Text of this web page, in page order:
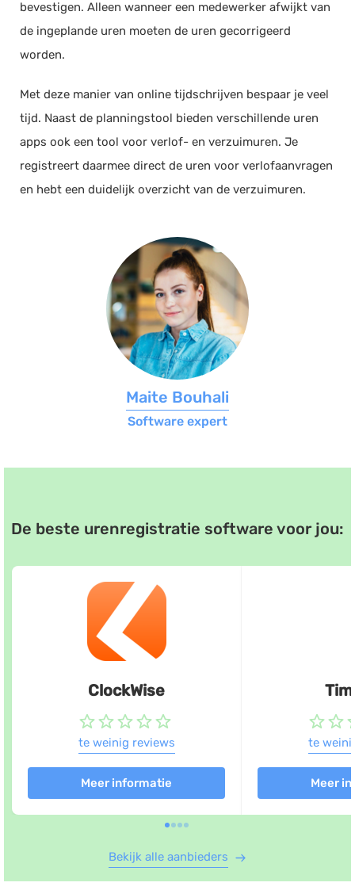
bevestigen. Alleen wanneer een medewerker afwijkt van
de ingeplande uren moeten de uren gecorrigeerd
worden.
Met deze manier van online tijdschrijven bespaar je veel
tijd. Naast de planningstool bieden verschillende uren
apps ook een tool voor verlof- en verzuimuren. Je
registreert daarmee direct de uren voor verlofaanvragen
en hebt een duidelijk overzicht van de verzuimuren.
Maite Bouhali
Software expert
De beste urenregistratie software voor jou:
ClockWise
te weinig reviews
Meer informatie
te
Meer
Bekijk alle aanbieders